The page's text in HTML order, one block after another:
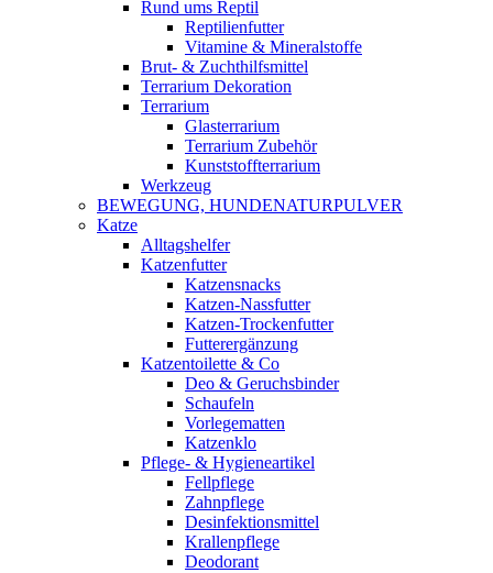
Rund ums Reptil
Reptilienfutter
Vitamine & Mineralstoffe
Brut- & Zuchthilfsmittel
Terrarium Dekoration
Terrarium
Glasterrarium
Terrarium Zubehör
Kunststoffterrarium
Werkzeug
BEWEGUNG, HUNDENATURPULVER
Katze
Alltagshelfer
Katzenfutter
Katzensnacks
Katzen-Nassfutter
Katzen-Trockenfutter
Futterergänzung
Katzentoilette & Co
Deo & Geruchsbinder
Schaufeln
Vorlegematten
Katzenklo
Pflege- & Hygieneartikel
Fellpflege
Zahnpflege
Desinfektionsmittel
Krallenpflege
Deodorant